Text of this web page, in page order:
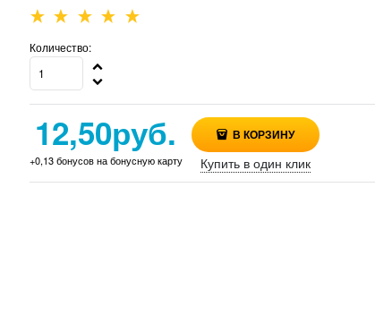
Количество:
12,50руб.
+0,13 бонусов на бонусную карту
В КОРЗИНУ
Купить в один клик